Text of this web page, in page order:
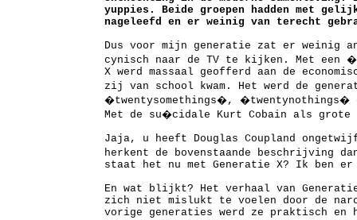
yuppies. Beide groepen hadden met
nageleefd en er weinig van terecht
Dus voor mijn generatie zat er weinig
cynisch naar de TV te kijken. Met een
X werd massaal geofferd aan de
zij van school kwam. Het werd de
�twentysomethings�,
Met de su�cidale Kurt Cobain als grote
Jaja, u heeft Douglas Coupland
herkent de bovenstaande beschrijving
staat het nu met Generatie X? Ik ben er
En wat blijkt? Het verhaal van
zich niet mislukt te voelen door de
vorige generaties werd ze praktisch en